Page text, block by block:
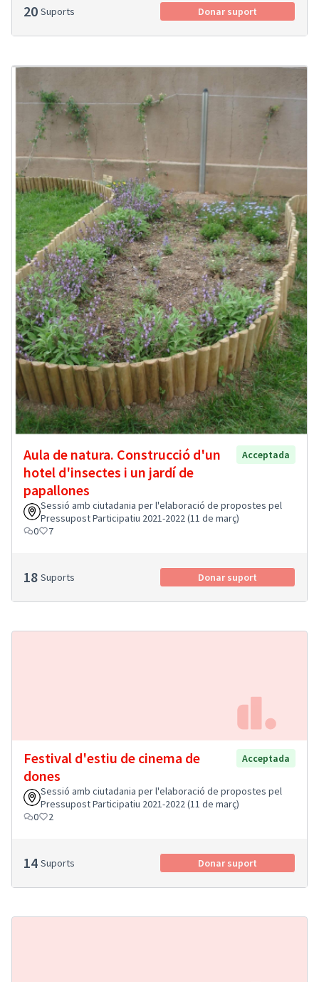
20 Suports Donar suport
Aula de natura. Construcció d'un
hotel d'insectes i un jardí de
papallones
Acceptada
Sessió amb ciutadania per l'elaboració de propostes pel
Pressupost Participatiu 2021-2022 (11 de març)
0
7
18 Suports Donar suport
Festival d'estiu de cinema de
dones
Acceptada
Sessió amb ciutadania per l'elaboració de propostes pel
Pressupost Participatiu 2021-2022 (11 de març)
0
2
14 Suports Donar suport